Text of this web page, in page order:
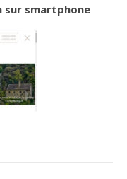
sur smartphone